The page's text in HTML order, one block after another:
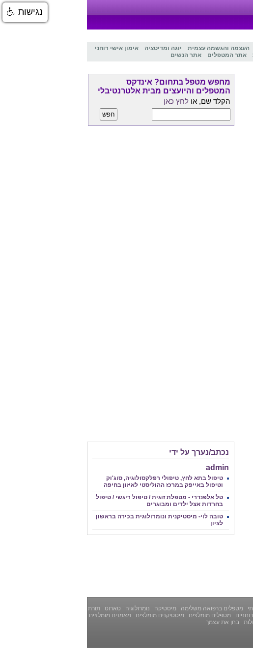
העצמה והגשמה עצמית יוגה ומדיטציה
אימון אישי רוחני
אתר המטפלים אתר הנשים
מחפש מטפל בתחום? אינדקס
המטפלים והיועצים מבית אלטרנטיבלי
הקלד שם, או לחץ כאן
נכתב/נערך על ידי
admin
טיפול בתא לחץ, טיפולי רפלקסולוגיה, סוג'וק
וטיפול באייפק במרכז ההוליסטי לאיזון בחיפה
טל אלפנדרי - מטפלת זוגית / טיפול ריגשי / טיפול
בחרדות אצל ילדים ומבוגרים
טובה לוי- מיסטיקנית ונומרולוגית בכירה בראשון
לציון
מטפלים ברפואה משלימה מיסטיקה נומרולוגיה טארוט
תורת
מטפלים מומלצים מיסטיקנים מומלצים
מאמנים מומלצים
בחן את עצמך
נגישות